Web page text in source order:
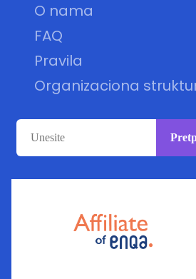
O nama
FAQ
Pravila
Organizaciona